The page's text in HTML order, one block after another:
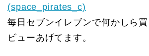
(space_pirates_c)
毎日セブンイレブンで何かしら
ビューあげてます。